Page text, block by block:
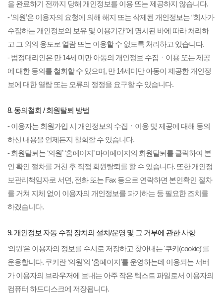
을 완료하기 전까지 당해 개인정보를 이용 또는 제공하지 않습니다.
- ‘의원’은 이용자의 요청에 의해 해지 또는 삭제된 개인정보는 “회사가
수집하는 개인정보의 보유 및 이용기간”에 명시된 바에 따라 처리하
고 그 외의 용도로 열람 또는 이용할 수 없도록 처리하고 있습니다.
- 법정대리인은 만 14세 미만 아동의 개인정보 수집ㆍ이용 또는 제공
에 대한 동의를 철회할 수 있으며, 만 14세미만 아동이 제공한 개인정
보에 대한 열람 또는 오류의 정정을 요구할 수 있습니다.
8. 동의철회 / 회원탈퇴 방법
- 이용자는 회원가입 시 개인정보의 수집ㆍ이용 및 제공에 대해 동의
하신 내용을 언제든지 철회할 수 있습니다.
- 회원탈퇴는 ‘의원’ ‘홈페이지’ 마이페이지의 회원탈퇴를 클릭하여 본
인 확인 절차를 거친 후 직접 회원탈퇴를 할 수 있습니다. 또한 개인정
보관리책임자로 서면, 전화 또는 Fax 등으로 연락하면 본인확인 절차
를 거쳐 지체 없이 이용자의 개인정보를 파기하는 등 필요한 조치를
하겠습니다.
9. 개인정보 자동 수집 장치의 설치/운영 및 그 거부에 관한 사항
‘의원’은 이용자의 정보를 수시로 저장하고 찾아내는 '쿠키(cookie)'를
운용합니다. 쿠키란 ‘의원’의 ‘홈페이지’를 운영하는데 이용되는 서버
가 이용자의 브라우저에 보내는 아주 작은 텍스트 파일로서 이용자의
컴퓨터 하드디스크에 저장됩니다.